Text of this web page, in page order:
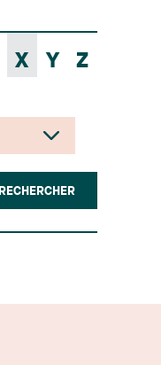
RECHERCHER
X Y Z